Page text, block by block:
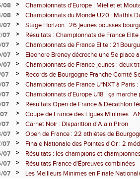
08 >
Championnats d'Europe : Miellet et
08
>
Championnats du Monde U20 : Mathis
3000m steeple
07 >
Stage Horizon : 26 jeunes pousses
comtoises retenues
07 >
Résultats : Championnats de France
07
>
Championnats de France Elite : 21
l'assaut d'Albi
07 >
Eleonore Breney décroche une 5e place
d'Europe U18
07 >
Championnats de France jeunes : deux
de médailles pour la BFC
07 >
Records de Bourgogne Franche Comté
07
>
Championnats de France U*NXT à Paris
Comté en force
07 >
Championnats d'Europe U18 : ça marche
07
>
Résultats Open de France & Décathlon
Bourguignons-Francs-Comtois sur le
>
Coupe de France des Ligues Minimes :
07
>
Carnet Noir : Disparition d'Alain Piron
07
>
Open de France : 22 athlètes de
clubs) engagés
07 >
Finale Nationale des Pointes d'Or : 2
DUC
07 >
Résultats : les champions et
Dijon
07 >
Résultats France d'Épreuves combinées
07
>
Les Meilleurs Minimes en Finale